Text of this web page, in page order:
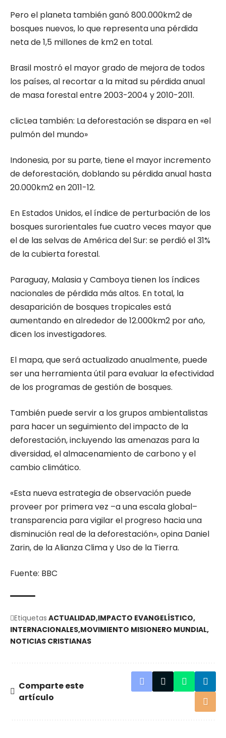
Pero el planeta también ganó 800.000km2 de
bosques nuevos, lo que representa una pérdida
neta de 1,5 millones de km2 en total.
Brasil mostró el mayor grado de mejora de todos
los países, al recortar a la mitad su pérdida anual
de masa forestal entre 2003-2004 y 2010-2011.
clicLea también: La deforestación se dispara en «el
pulmón del mundo»
Indonesia, por su parte, tiene el mayor incremento
de deforestación, doblando su pérdida anual hasta
20.000km2 en 2011-12.
En Estados Unidos, el índice de perturbación de los
bosques surorientales fue cuatro veces mayor que
el de las selvas de América del Sur: se perdió el 31%
de la cubierta forestal.
Paraguay, Malasia y Camboya tienen los índices
nacionales de pérdida más altos. En total, la
desaparición de bosques tropicales está
aumentando en alrededor de 12.000km2 por año,
dicen los investigadores.
El mapa, que será actualizado anualmente, puede
ser una herramienta útil para evaluar la efectividad
de los programas de gestión de bosques.
También puede servir a los grupos ambientalistas
para hacer un seguimiento del impacto de la
deforestación, incluyendo las amenazas para la
diversidad, el almacenamiento de carbono y el
cambio climático.
«Esta nueva estrategia de observación puede
proveer por primera vez –a una escala global–
transparencia para vigilar el progreso hacia una
disminución real de la deforestación», opina Daniel
Zarin, de la Alianza Clima y Uso de la Tierra.
Fuente: BBC
Etiquetas ACTUALIDAD IMPACTO EVANGELÍSTICO
INTERNACIONALES MOVIMIENTO MISIONERO MUNDIAL
NOTICIAS CRISTIANAS
Comparte este
artículo